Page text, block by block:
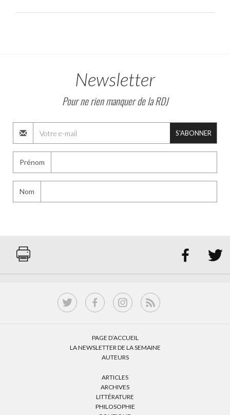
Newsletter
Pour ne rien manquer de la RDJ
S'ABONNER
Prénom
Nom
 
PAGE D’ACCUEIL
LA NEWSLETTER DE LA SEMAINE
AUTEURS
ARTICLES
ARCHIVES
LITTÉRATURE
PHILOSOPHIE